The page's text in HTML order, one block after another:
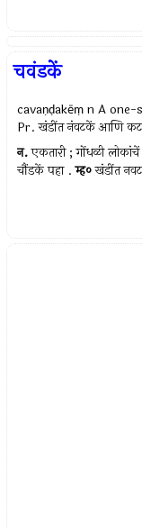
चवंडकें
cavaṇḍakēṃ n A
Pr. खंडींत नंवटकें आणि
न. एकतारी ; गोंधळी
चौंडकें पहा .म्ह०खंडींत